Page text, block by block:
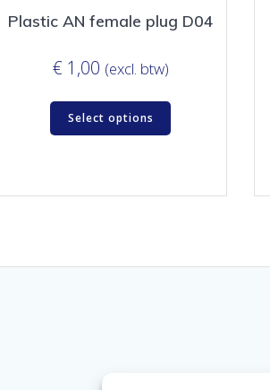
Plastic AN female plug D04
€ 1,00 (excl. btw)
Select options